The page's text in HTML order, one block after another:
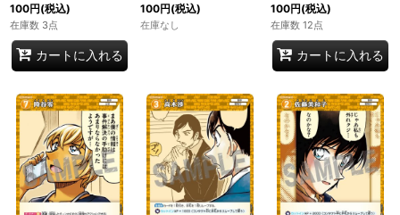
100円(税込)
在庫数 3点
カートに入れる
100円(税込)
在庫なし
100円(税込)
在庫数 12点
カートに入れる